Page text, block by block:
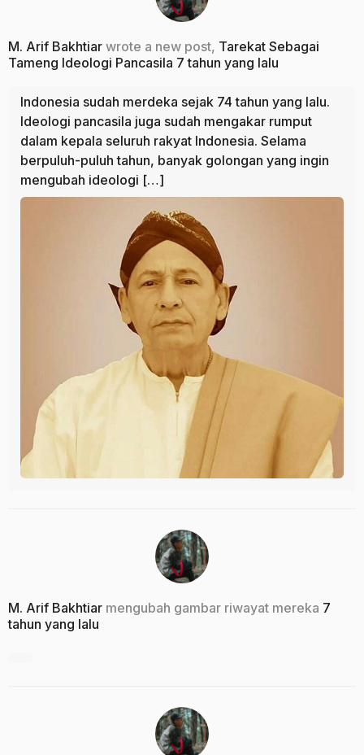
M. Arif Bakhtiar wrote a new post, Tarekat Sebagai
Tameng Ideologi Pancasila 7 tahun yang lalu
Indonesia sudah merdeka sejak 74 tahun yang lalu.
Ideologi pancasila juga sudah mengakar rumput
dalam kepala seluruh rakyat Indonesia. Selama
berpuluh-puluh tahun, banyak golongan yang ingin
mengubah ideologi […]
M. Arif Bakhtiar mengubah gambar riwayat mereka 7
tahun yang lalu